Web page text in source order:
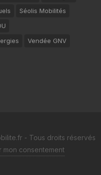
Séolis Mobilités
Vendée GNV
- Tous droits réservés
mon consentement